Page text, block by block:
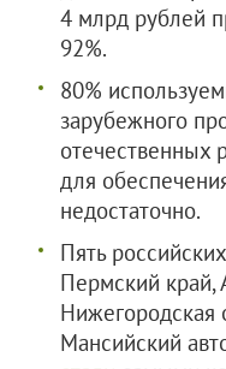
4 млрд рублей
92%.
80%
зарубежного
отечественных
для
недостаточно.
Пять
Пермский край,
Нижегородская
Мансийский